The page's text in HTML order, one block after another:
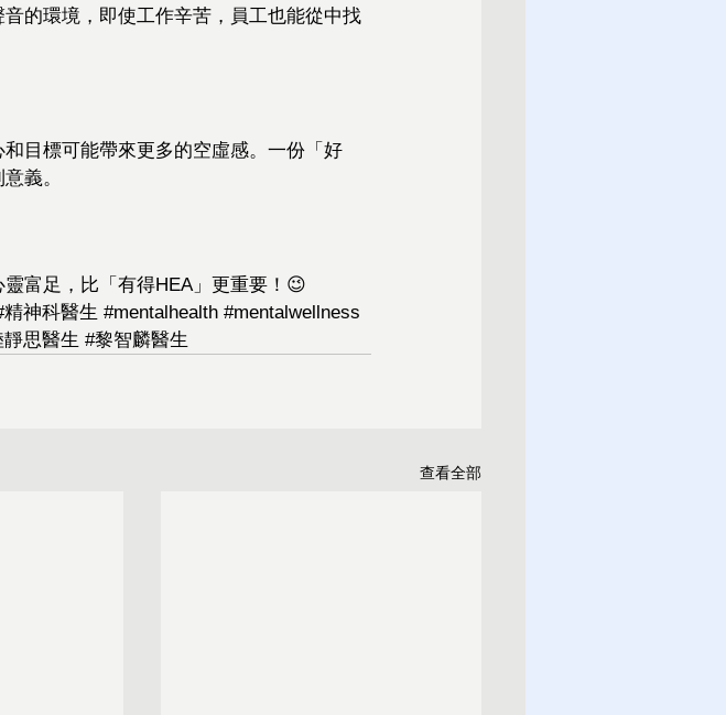
的環境，即使工作辛苦，員工也能從中找
目標可能帶來更多的空虛感。一份「好
義。
富足，比「有得HEA」更重要！😉
精神科醫生 #mentalhealth #mentalwellness
靜思醫生 #黎智麟醫生
查看全部